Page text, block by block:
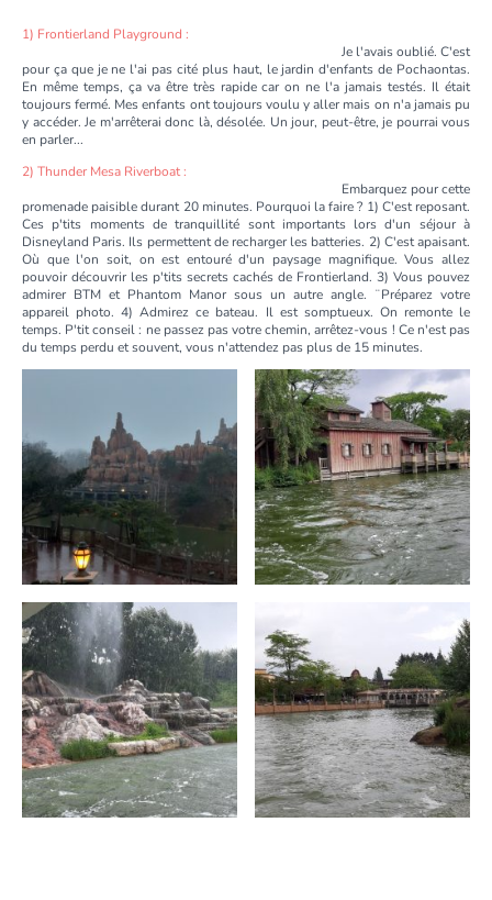
1) Frontierland Playground :
Je l'avais oublié. C'est
pour ça que je ne l'ai pas cité plus haut, le jardin d'enfants de Pochaontas.
En même temps, ça va être très rapide car on ne l'a jamais testés. Il était
toujours fermé. Mes enfants ont toujours voulu y aller mais on n'a jamais pu
y accéder. Je m'arrêterai donc là, désolée. Un jour, peut-être, je pourrai vous
en parler...
2) Thunder Mesa Riverboat :
Embarquez pour cette
promenade paisible durant 20 minutes. Pourquoi la faire ? 1) C'est reposant.
Ces p'tits moments de tranquillité sont importants lors d'un séjour à
Disneyland Paris. Ils permettent de recharger les batteries. 2) C'est apaisant.
Où que l'on soit, on est entouré d'un paysage magnifique. Vous allez
pouvoir découvrir les p'tits secrets cachés de Frontierland. 3) Vous pouvez
admirer BTM et Phantom Manor sous un autre angle. ¨Préparez votre
appareil photo. 4) Admirez ce bateau. Il est somptueux. On remonte le
temps. P'tit conseil : ne passez pas votre chemin, arrêtez-vous ! Ce n'est pas
du temps perdu et souvent, vous n'attendez pas plus de 15 minutes.